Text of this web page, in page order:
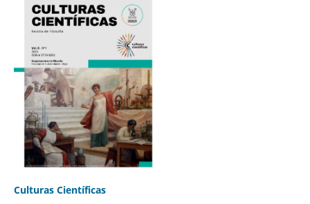
Culturas Científicas